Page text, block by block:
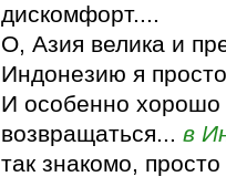
дискомфорт....
О, Азия велика и
Индонезию я
И особенно
возвращаться...в
так знакомо,